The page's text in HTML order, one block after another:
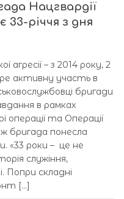
Нацгвардії
33-річчя з дня
агресії – з 2014 року, 2
активну участь в
бригади
в рамках
та Операції
ж бригада понесла
«33 роки – це не
служіння,
Попри складні
[…]